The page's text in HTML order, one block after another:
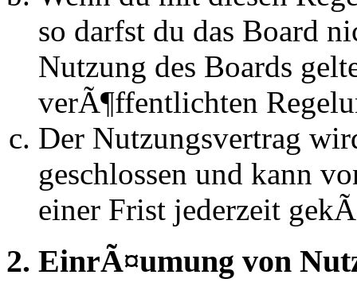
so darfst du das Board
Nutzung des Boards
verÃ¶ffentlichten
Der Nutzungsvertrag
geschlossen und kann
einer Frist jederzeit
2. EinrÃ¤umung von